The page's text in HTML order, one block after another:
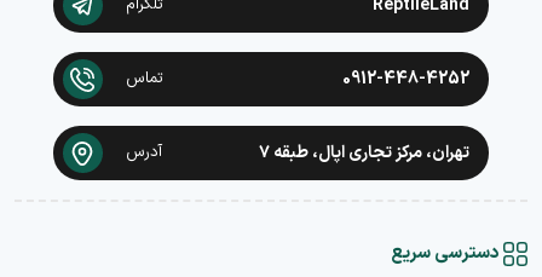
ReptileLand تلگرام
0912-448-4252 تماس
تهران، مرکز تجاری اپال، طبقه ۷ آدرس
دسترسی سریع